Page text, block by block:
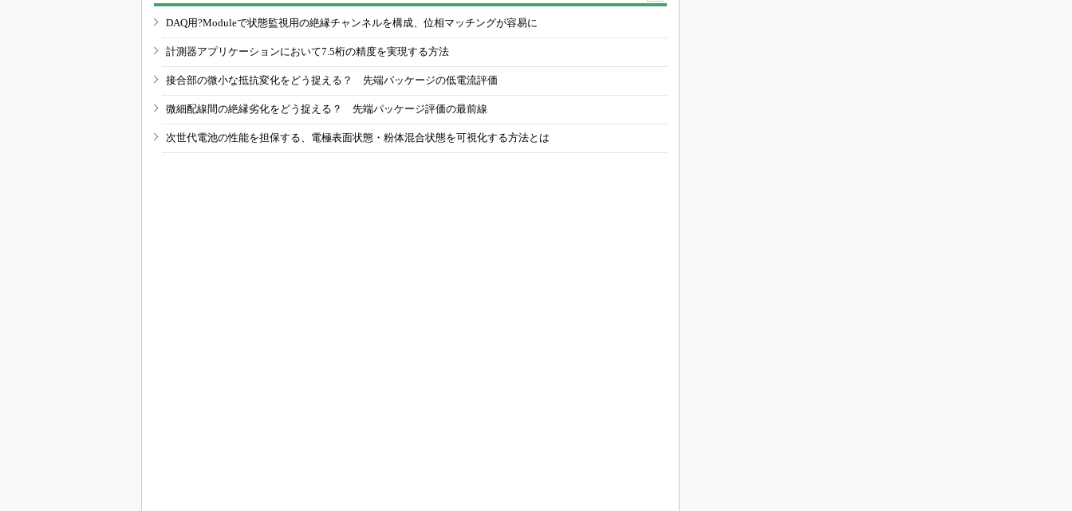
DAQ用?Moduleで状態監視用の絶縁チャンネルを構成、位相マッチングが容易に
計測器アプリケーションにおいて7.5桁の精度を実現する方法
接合部の微小な抵抗変化をどう捉える？ 先端パッケージの低電流評価
微細配線間の絶縁劣化をどう捉える？ 先端パッケージ評価の最前線
次世代電池の性能を担保する、電極表面状態・粉体混合状態を可視化する方法とは